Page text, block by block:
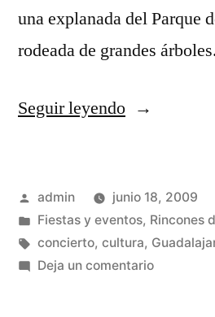
una explanada del Parque
rodeada de grandes
Seguir leyendo«Solsticio
Publicado
por
admin
junio 18, 2009
Publicado
en
Fiestas y eventos, Rincones
Etiquetas:
concierto, cultura,
Deja un comentarioen